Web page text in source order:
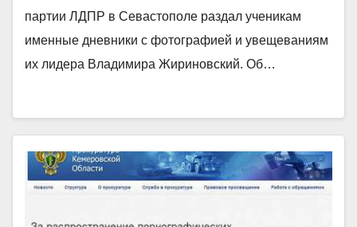
партии ЛДПР в Севастополе раздал ученикам
именные дневники с фотографией и увещеваниям
их лидера Владимира Жириновский. Об…